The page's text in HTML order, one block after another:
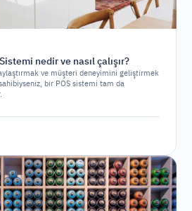
nedir ve nasıl çalışır?
ve müşteri deneyimini geliştirmek
bir POS sistemi tam da